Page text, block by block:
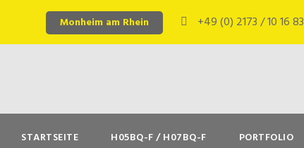
Monheim am Rhein +49 (0) 2173 / 10 16 83
STARTSEITE H05BQ-F / H07BQ-F PORTFOLIO